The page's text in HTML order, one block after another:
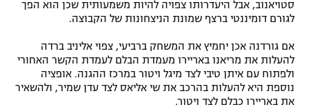
רשיון להקרנה פומבית לבית עסק
הצטרפות לחבילת הערוצים
סטויאנוב, אבל היעדרותו צפויה להיות משמעותית שכן הוא הפך
לגורם דומיננטי ברצף שמונת הניצחונות של הקבוצה.
אם גורדנה אכן יחמיץ את המשחק ברביעי, צפוי אליניב ברדה
להעלות את מריאנו באריירו מעמדת הבלם לעמדת הקשר האחורי
ולפתוח עם איתן טיבי לצד מיגל ויטור במרכז ההגנה. אופציה
נוספת היא להעלות בהרכב את שי אליאס לצד עדן שמיר, ולהשאיר
את באריירו כבלם לצד ויטור.